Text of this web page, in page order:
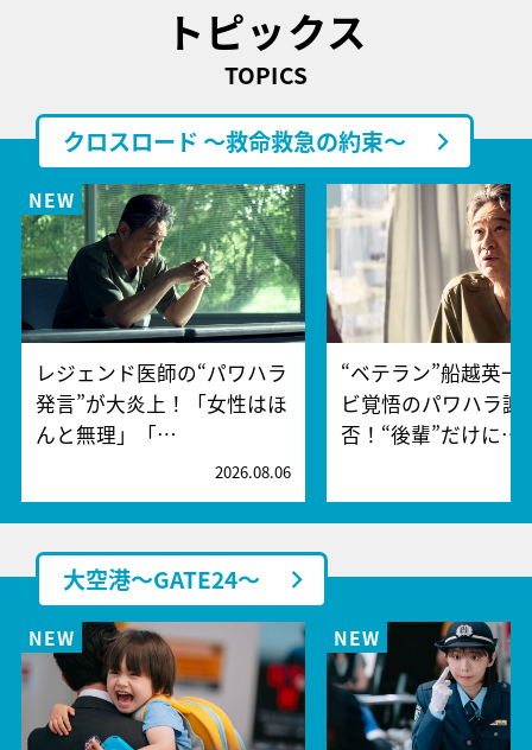
トピックス
TOPICS
クロスロード ～救命救急の約束～
レジェンド医師の“パワハラ
発言”が大炎上！「女性はほ
んと無理」「…
2026.08.06
“ベテラン”船越英一
ビ覚悟のパワハラ謝
否！“後輩”だけに…
大空港～GATE24～